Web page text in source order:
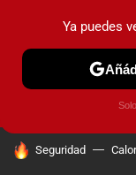
PRUEBAS
HOY SE HABLA DE
Seguridad Calor
Ya puedes